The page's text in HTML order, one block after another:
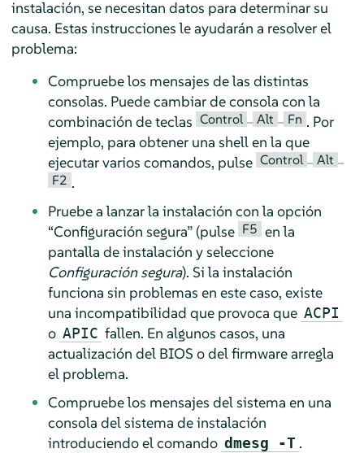
instalación, se necesitan datos para determinar su
causa. Estas instrucciones le ayudarán a resolver el
problema:
Compruebe los mensajes de las distintas
consolas. Puede cambiar de consola con la
combinación de teclas Control – Alt – Fn . Por
ejemplo, para obtener una shell en la que
ejecutar varios comandos, pulse Control – Alt –
F2 .
Pruebe a lanzar la instalación con la opción
“Configuración segura”(pulse F5 en la
pantalla de instalación y seleccione
Configuración segura). Si la instalación
funciona sin problemas en este caso, existe
una incompatibilidad que provoca que ACPI
o APIC fallen. En algunos casos, una
actualización del BIOS o del firmware arregla
el problema.
Compruebe los mensajes del sistema en una
consola del sistema de instalación
introduciendo el comando dmesg -T .